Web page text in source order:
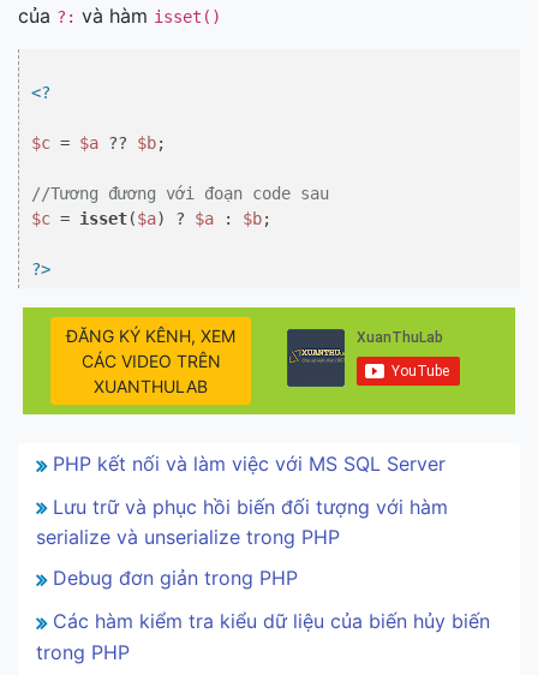
của ?: và hàm isset()
<?
$c = $a ?? $b;
//Tương đương với đoạn code sau
$c = isset($a) ? $a : $b;
?>
ĐĂNG KÝ KÊNH, XEM
CÁC VIDEO TRÊN
XUANTHULAB
PHP kết nối và làm việc với MS SQL Server
Lưu trữ và phục hồi biến đối tượng với hàm
serialize và unserialize trong PHP
Debug đơn giản trong PHP
Các hàm kiểm tra kiểu dữ liệu của biến hủy biến
trong PHP